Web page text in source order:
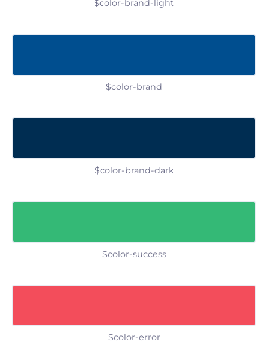
$color-brand-light
$color-brand
$color-brand-dark
$color-success
$color-error